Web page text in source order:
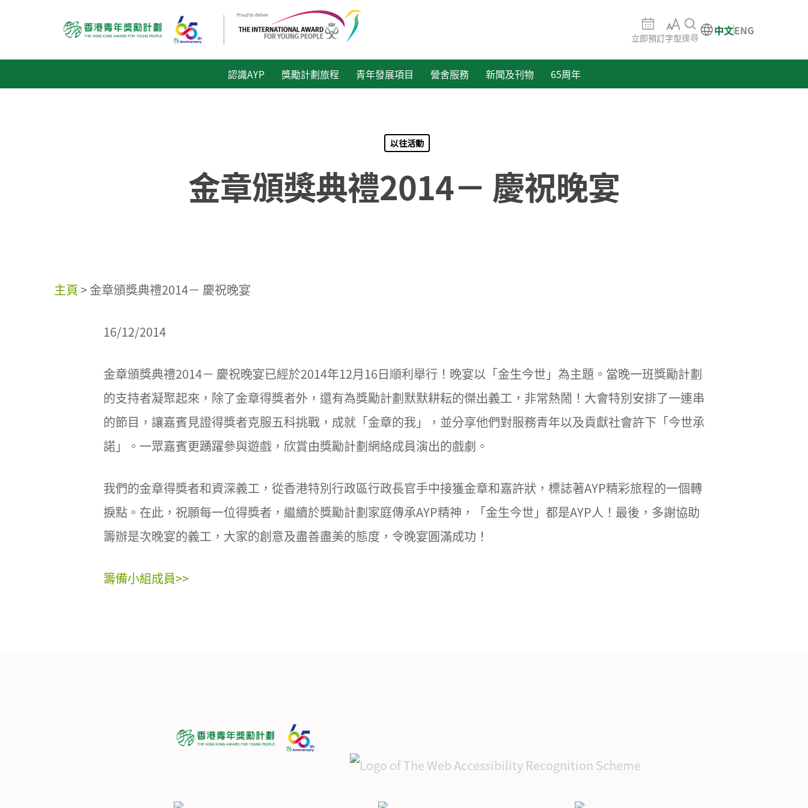
立即預訂字型搜尋
中文ENG
認識AYP 獎勵計劃旅程 青年發展項目 營舍服務 新聞及刊物 65周年
以往活動
金章頒獎典禮2014－ 慶祝晚宴
主頁>金章頒獎典禮2014－ 慶祝晚宴
16/12/2014
金章頒獎典禮2014－ 慶祝晚宴已經於2014年12月16日順利舉行！晚宴以「金生今世」為主題。當晚一班獎勵計劃
的支持者凝聚起來，除了金章得獎者外，還有為獎勵計劃默默耕耘的傑出義工，非常熱鬧！大會特別安排了一連串
的節目，讓嘉賓見證得獎者克服五科挑戰，成就「金章的我」，並分享他們對服務青年以及貢獻社會許下「今世承
諾」。一眾嘉賓更踴躍參與遊戲，欣賞由獎勵計劃網絡成員演出的戲劇。
我們的金章得獎者和資深義工，從香港特別行政區行政長官手中接獲金章和嘉許狀，標誌著AYP精彩旅程的一個轉
捩點。在此，祝願每一位得獎者，繼續於獎勵計劃家庭傳承AYP精神，「金生今世」都是AYP人！最後，多謝協助
籌辦是次晚宴的義工，大家的創意及盡善盡美的態度，令晚宴圓滿成功！
籌備小組成員>>